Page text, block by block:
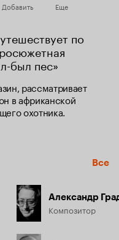
Добавить Еще
по
был пес»
рассматривает
в африканской
охотника.
Все
Александр
Композитор